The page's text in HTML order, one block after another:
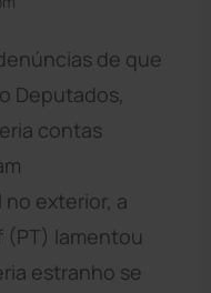
de que
Deputados,
contas
exterior, a
(PT) lamentou
estranho se